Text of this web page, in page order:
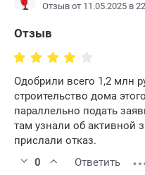
Отзыв от 11.05.2025 в
Отзыв
Одобрили всего 1,2 млн
строительство дома
параллельно подать
там узнали об активной
прислали отказ.
0
Ответить